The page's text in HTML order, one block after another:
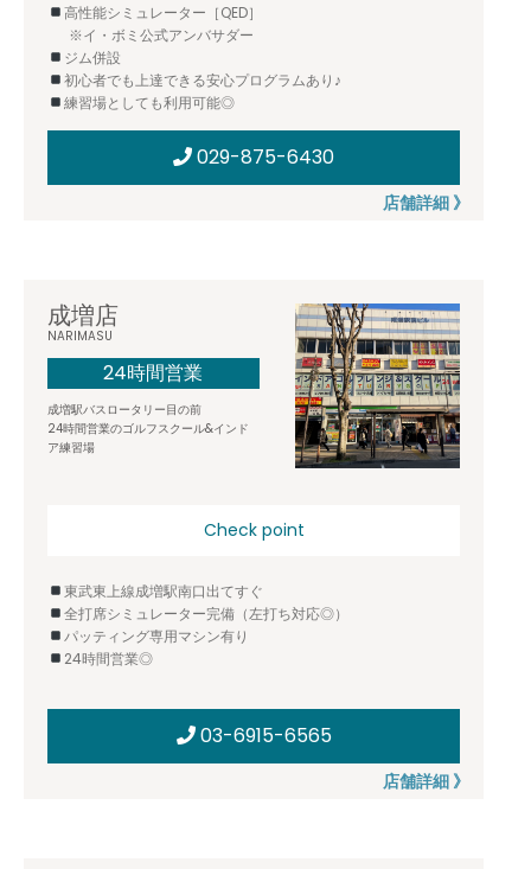
高性能シミュレーター［QED］
※イ・ボミ公式アンバサダー
ジム併設
初心者でも上達できる安心プログラムあり♪
練習場としても利用可能◎
029-875-6430
店舗詳細 》
成増店
NARIMASU
24時間営業
成増駅バスロータリー目の前
24時間営業のゴルフスクール&インド
ア練習場
Check point
東武東上線成増駅南口出てすぐ
全打席シミュレーター完備（左打ち対応◎）
パッティング専用マシン有り
24時間営業◎
03-6915-6565
店舗詳細 》